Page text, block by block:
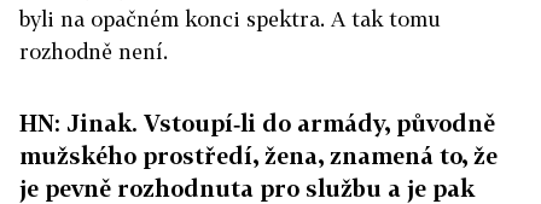
byli na opačném konci spektra. A tak tomu
rozhodně není.
HN: Jinak. Vstoupí‑li do armády, původně
mužského prostředí, žena, znamená to, že
je pevně rozhodnuta pro službu a je pak